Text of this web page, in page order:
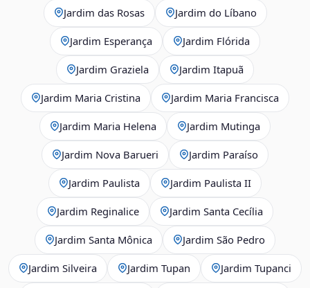
Jardim das Rosas Jardim do Líbano
Jardim Esperança Jardim Flórida
Jardim Graziela Jardim Itapuã
Jardim Maria Cristina Jardim Maria Francisca
Jardim Maria Helena Jardim Mutinga
Jardim Nova Barueri Jardim Paraíso
Jardim Paulista Jardim Paulista II
Jardim Reginalice Jardim Santa Cecília
Jardim Santa Mônica Jardim São Pedro
Jardim Silveira Jardim Tupan Jardim Tupanci